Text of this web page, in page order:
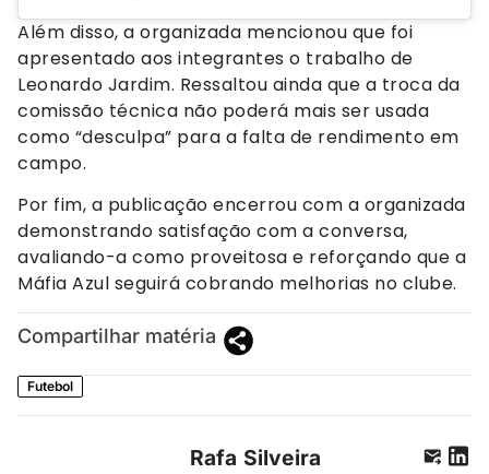
Além disso, a organizada mencionou que foi
apresentado aos integrantes o trabalho de
Leonardo Jardim. Ressaltou ainda que a troca da
comissão técnica não poderá mais ser usada
como “desculpa” para a falta de rendimento em
campo.
Por fim, a publicação encerrou com a organizada
demonstrando satisfação com a conversa,
avaliando-a como proveitosa e reforçando que a
Máfia Azul seguirá cobrando melhorias no clube.
Compartilhar matéria
Futebol
Rafa Silveira